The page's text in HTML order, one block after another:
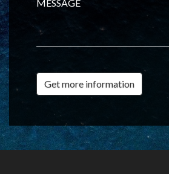
MESSAGE
Get more information